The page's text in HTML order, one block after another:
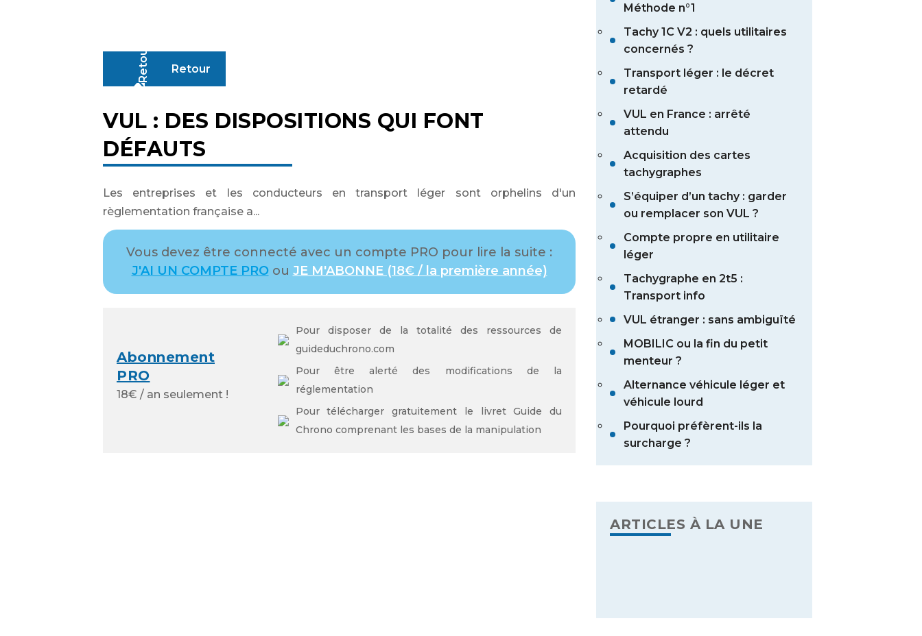
Retour
VUL : DES DISPOSITIONS QUI FONT
DÉFAUTS
Les entreprises et les conducteurs en transport léger sont orphelins d'un
règlementation française a...
Vous devez être connecté avec un compte PRO pour lire la suite :
J'AI UN COMPTE PRO ou JE M'ABONNE (18€ / la première année)
Abonnement
PRO
18€ / an seulement !
Pour disposer de la totalité des ressources de
guideduchrono.com
Pour être alerté des modifications de la
réglementation
Pour télécharger gratuitement le livret Guide du
Chrono comprenant les bases de la manipulation
Méthode n°1
Tachy 1C V2 : quels utilitaires
concernés ?
Transport léger : le décret
retardé
VUL en France : arrêté
attendu
Acquisition des cartes
tachygraphes
S’équiper d’un tachy : garder
ou remplacer son VUL ?
Compte propre en utilitaire
léger
Tachygraphe en 2t5 :
Transport info
VUL étranger : sans ambiguïté
MOBILIC ou la fin du petit
menteur ?
Alternance véhicule léger et
véhicule lourd
Pourquoi préfèrent-ils la
surcharge ?
ARTICLES À LA UNE